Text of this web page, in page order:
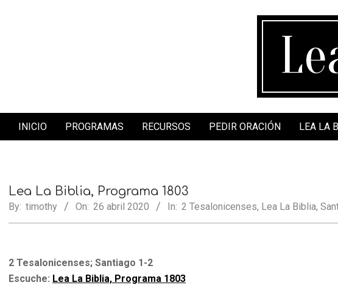
Secondary
INICIO PROGRAMAS RECURSOS PEDIR ORACIÓN LEA LA
Lea La Biblia, Programa 1803
By: timothy On: 26 abril 2020 In: 2 Tesalonicenses, Lea La Biblia,
2 Tesalonicenses; Santiago 1-2
Escuche: Lea La Biblia, Programa 1803